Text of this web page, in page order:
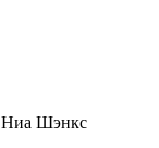
Ниа Шэнкс